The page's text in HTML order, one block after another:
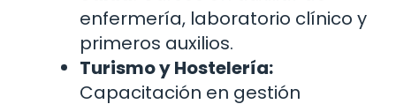
enfermería, laboratorio clínico y
primeros auxilios.
Turismo y Hostelería:
Capacitación en gestión